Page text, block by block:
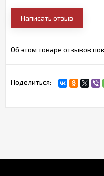
Написать отзыв
Об этом товаре отзывов
Поделиться: